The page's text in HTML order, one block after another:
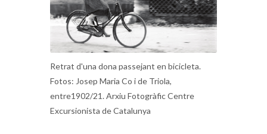
Retrat d'una dona passejant en bicicleta.
Fotos: Josep Maria Co i de Triola,
entre1902/21. Arxiu Fotogràfic Centre
Excursionista de Catalunya